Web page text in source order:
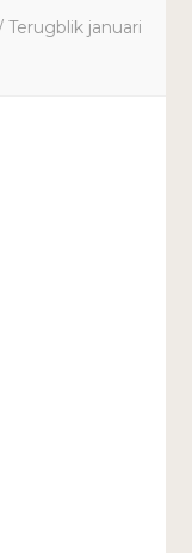
Terugblik januari